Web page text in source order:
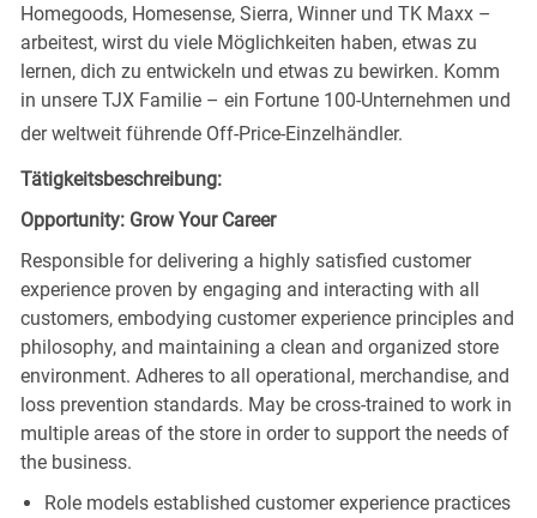
Homegoods, Homesense, Sierra, Winner und TK Maxx –
arbeitest, wirst du viele Möglichkeiten haben, etwas zu
lernen, dich zu entwickeln und etwas zu bewirken. Komm
in unsere TJX Familie – ein Fortune 100-Unternehmen und
der weltweit führende Off-Price-Einzelhändler.
Tätigkeitsbeschreibung:
Opportunity: Grow Your Career
Responsible for delivering a highly satisfied customer
experience proven by engaging and interacting with all
customers, embodying customer experience principles and
philosophy, and maintaining a clean and organized store
environment. Adheres to all operational, merchandise, and
loss prevention standards. May be cross-trained to work in
multiple areas of the store in order to support the needs of
the business.
Role models established customer experience practices